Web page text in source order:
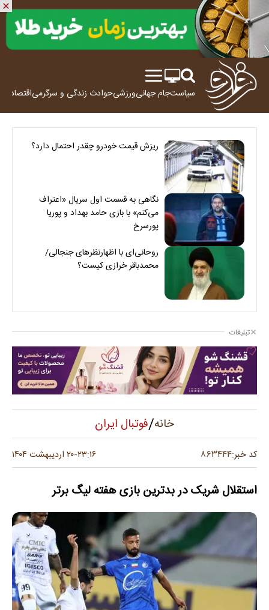
سیاستجام جهانیورزشیحوادث زندگی و سرگرمیاقتصاد
ریزش قیمت خودرو چقدر احتمال دارد؟
نگاهی به قسمت اول سریال «اعتراف
می‌کنم» با بازی حامد بهداد و پوریا
پورسرخ
روحانی‌ای با اظهارنظرهای جنجالی/
محمدباقر خرازی کیست؟
تبلیغات
خانه/فوتبال ایران
کد خبر:۸۶۳۴۴۴ ۲۳:۱۶-۲۰ اردیبهشت ۱۴۰۴
استقلال شریک در بدترین بازی هفته لیگ برتر